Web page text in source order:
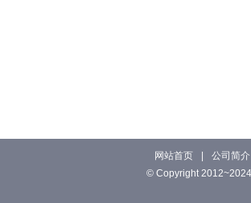
网站首页 公司简介
© Copyright